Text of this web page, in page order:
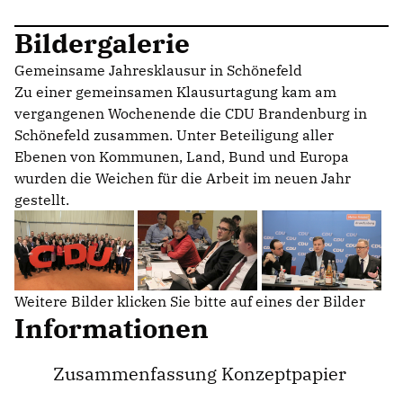
Bildergalerie
Gemeinsame Jahresklausur in Schönefeld
Zu einer gemeinsamen Klausurtagung kam am
vergangenen Wochenende die CDU Brandenburg in
Schönefeld zusammen. Unter Beteiligung aller
Ebenen von Kommunen, Land, Bund und Europa
wurden die Weichen für die Arbeit im neuen Jahr
gestellt.
Weitere Bilder klicken Sie bitte auf eines der Bilder
Informationen
Zusammenfassung Konzeptpapier